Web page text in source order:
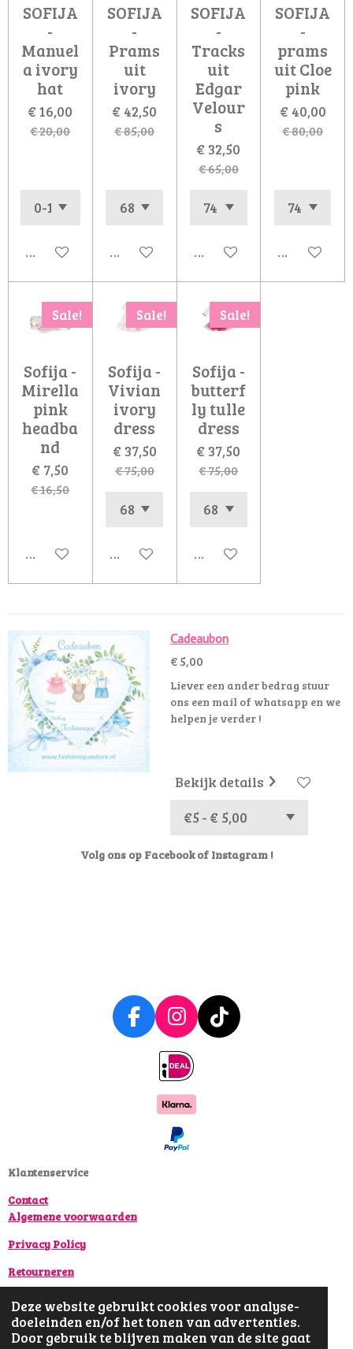
Deze website gebruikt cookies voor analyse-
doeleinden en/of het tonen van advertenties.
Door gebruik te blijven maken van de site gaat
SOFIJA
-
Manuel
a ivory
hat
€ 16,00
€ 20,00
In winkelwagen
SOFIJA
-
Prams
uit
ivory
€ 42,50
€ 85,00
In winkelwagen
SOFIJA
-
Tracks
uit
Edgar
Velour
s
€ 32,50
€ 65,00
In winkelwagen
SOFIJA
-
prams
uit Cloe
pink
€ 40,00
€ 80,00
In
Sale!
Sofija -
Mirella
pink
headba
nd
€ 7,50
€ 16,50
In winkelwagen
Sale!
Sofija -
Vivian
ivory
dress
€ 37,50
€ 75,00
In winkelwagen
Sale!
Sofija -
butterf
ly tulle
dress
€ 37,50
€ 75,00
In winkelwagen
Cadeaubon
€ 5,00
Liever een ander bedrag stuur
ons een mail of whatsapp en we
helpen je verder !
Bekijk details
Volg ons op Facebook of Instagram !
F
I
n
s
t
a
g
r
T
Klantenservice
Contact
Algemene voorwaarden
Privacy Policy
Retourneren
Klachtenregeling